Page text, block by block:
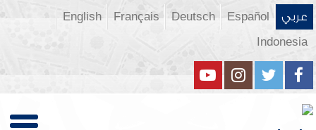
عربي Español
Deutsch
Français
English
Indonesia